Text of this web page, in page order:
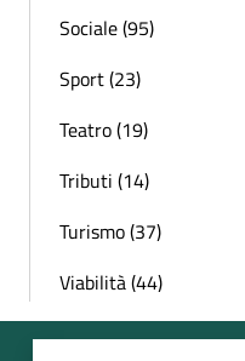
Sociale (95)
Sport (23)
Teatro (19)
Tributi (14)
Turismo (37)
Viabilità (44)